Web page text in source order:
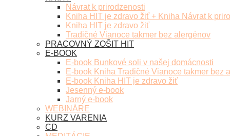
Návrat k prirodzenosti
Kniha HIT je zdravo žiť + Kniha Návrat k
Kniha HIT je zdravo žiť
Tradičné Vianoce takmer bez alergénov
PRACOVNÝ ZOŠIT HIT
E-BOOK
E-book Bunkové soli v našej domácnosti
E-book Kniha Tradičné Vianoce takmer bez
E-book Kniha HIT je zdravo žiť
Jesenný e-book
Jarný e-book
WEBINÁRE
KURZ VARENIA
CD